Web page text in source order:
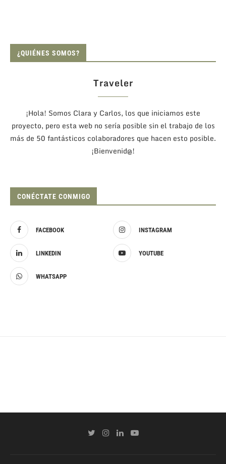
¿QUIÉNES SOMOS?
Traveler
¡Hola! Somos Clara y Carlos, los que iniciamos este
proyecto, pero esta web no sería posible sin el trabajo de los
más de 50 fantásticos colaboradores que hacen esto posible.
¡Bienvenid@!
CONÉCTATE CONMIGO
FACEBOOK INSTAGRAM
LINKEDIN YOUTUBE
WHATSAPP